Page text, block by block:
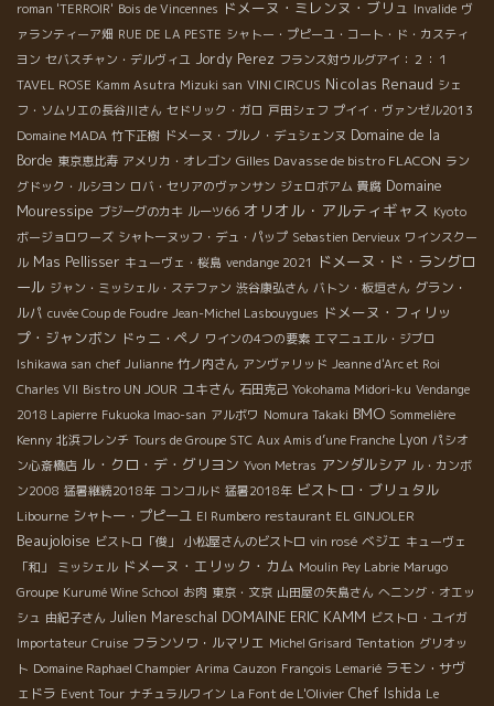
roman 'TERROIR' Bois de Vincennes ドメーヌ・ミレンヌ・ブリュ Invalide ヴ
ァランティーア畑 RUE DE LA PESTE シャトー・プピーユ・コート・ド・カスティ
ヨン セバスチャン・デルヴィユ Jordy Perez フランス対ウルグアイ：２：１
TAVEL ROSE Kamm Asutra Mizuki san VINI CIRCUS Nicolas Renaud シェ
フ・ソムリエの長谷川さん セドリック・ガロ 戸田シェフ プイイ・ヴァンゼル2013
Domaine MADA 竹下正樹 ドメーヌ・ブルノ・デュシェンヌ Domaine de la
Borde 東京恵比寿 アメリカ・オレゴン Gilles Davasse de bistro FLACON ラン
グドック・ルシヨン ロバ・セリアのヴァンサン ジェロボアム 貴腐 Domaine
Mouressipe ブジーグのカキ ルーツ66 オリオル・アルティギャス Kyoto
ボージョロワーズ シャトーヌッフ・デュ・パップ Sebastien Dervieux ワインスクー
ル Mas Pellisser キューヴェ・桜島 vendange 2021
ドメーヌ・ド・ラングロ
ール ジャン・ミッシェル・ステファン 渋谷康弘さん バトン・板垣さん グラン・
ルパ cuvée Coup de Foudre Jean-Michel Lasbouygues ドメーヌ・フィリッ
プ・ジャンボン ドゥニ・ペノ ワインの4つの要素 エマニュエル・ジブロ
Ishikawa san chef Julianne 竹ノ内さん アンヴァリッド Jeanne d'Arc et Roi
Charles VII Bistro UN JOUR ユキさん 石田克己 Yokohama Midori-ku Vendange
2018 Lapierre Fukuoka Imao-san アルボワ Nomura Takaki BMO Sommelière
Kenny 北浜フレンチ Tours de Groupe STC Aux Amis d’une Franche Lyon パシオ
ン心斎橋店 ル・クロ・デ・グリヨン Yvon Metras アンダルシア ル・カンボ
ン2008 猛暑継続2018年 コンコルド 猛暑2018年 ビストロ・ブリュタル
Libourne シャトー・プピーユ El Rumbero restaurant EL GINJOLER
Beaujoloise ビストロ「俊」 小松屋さんのビストロ vin rosé ベジエ キューヴェ
「和」
ミッシェル ドメーヌ・エリック・カム Moulin Pey Labrie Marugo
Groupe Kurumé Wine School お肉 東京・文京 山田屋の矢島さん へニング・オエッ
シュ 由紀子さん Julien Mareschal DOMAINE ERIC KAMM ビストロ・ユイガ
Importateur Cruise フランソワ・ルマリエ Michel Grisard Tentation グリオッ
ト Domaine Raphael Champier Arima Cauzon François Lemarié ラモン・サヴ
ェドラ Event Tour ナチュラルワイン La Font de L'Olivier Chef Ishida Le